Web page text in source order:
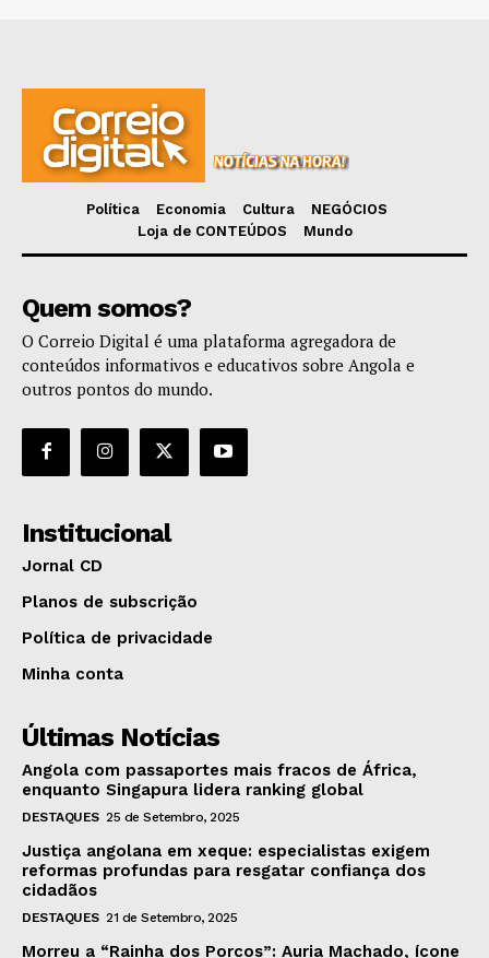
Política Economia Cultura
NEGÓCIOS
Loja de CONTEÚDOS
Mundo
Quem somos?
O Correio Digital é uma plataforma agregadora de
conteúdos informativos e educativos sobre Angola e
outros pontos do mundo.
Institucional
Jornal CD
Planos de subscrição
Política de privacidade
Minha conta
Últimas Notícias
Angola com passaportes mais fracos de África,
enquanto Singapura lidera ranking global
DESTAQUES 25 de Setembro, 2025
Justiça angolana em xeque: especialistas exigem
reformas profundas para resgatar confiança dos
cidadãos
DESTAQUES 21 de Setembro, 2025
Morreu a “Rainha dos Porcos”: Auria Machado, ícone